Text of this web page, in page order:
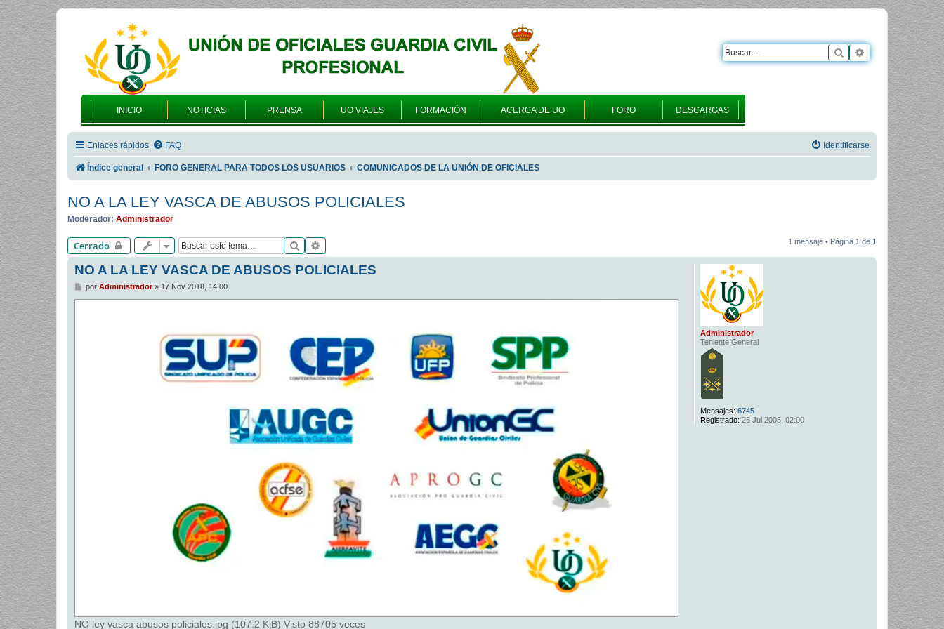
INICIO NOTICIAS PRENSA UO VIAJES FORMACIÓN ACERCA DE UO FORO DESCARGAS
Buscar Búsqueda
Enlaces rápidos FAQ Identificarse
Índice general FORO GENERAL PARA TODOS LOS USUARIOS COMUNICADOS DE LA UNIÓN DE OFICIALES
NO A LA LEY VASCA DE ABUSOS POLICIALES
Moderador: Administrador
Cerrado Buscar 1 mensaje • Página 1 de 1
Administrador
Teniente General
Mensajes: 6745
Registrado: 26 Jul 2005, 02:00
NO A LA LEY VASCA DE ABUSOS POLICIALES
M
por Administrador» 17 Nov 2018, 14:00
NO ley vasca abusos policiales.jpg (107.2 KiB) Visto 88705 veces